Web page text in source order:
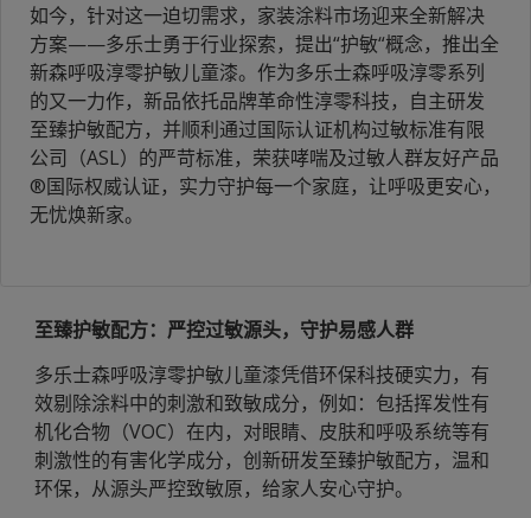
如今，针对这一迫切需求，家装涂料市场迎来全新解决
方案——多乐士勇于行业探索，提出“护敏“概念，推出全
新森呼吸淳零护敏儿童漆。作为多乐士森呼吸淳零系列
的又一力作，新品依托品牌革命性淳零科技，自主研发
至臻护敏配方，并顺利通过国际认证机构过敏标准有限
公司（ASL）的严苛标准，荣获哮喘及过敏人群友好产品
®国际权威认证，实力守护每一个家庭，让呼吸更安心，
无忧焕新家。
至臻护敏配方：严控过敏源头，守护易感人群
多乐士森呼吸淳零护敏儿童漆凭借环保科技硬实力，有
效剔除涂料中的刺激和致敏成分，例如：包括挥发性有
机化合物（VOC）在内，对眼睛、皮肤和呼吸系统等有
刺激性的有害化学成分，创新研发至臻护敏配方，温和
环保，从源头严控致敏原，给家人安心守护。